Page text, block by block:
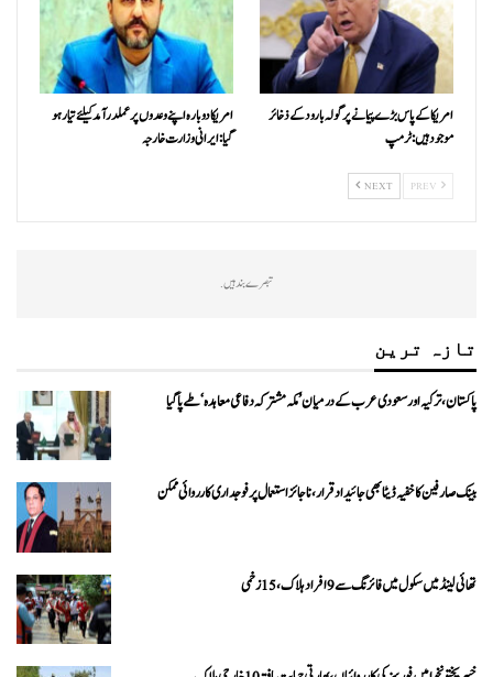
امریکا کے پاس بڑے پیمانے پر گولہ بارود کے ذخائر
موجود ہیں: ٹرمپ
امریکا دوبارہ اپنے وعدوں پر عملدرآمد کیلئے تیار ہو
گیا: ایرانی وزارت خارجہ
NEXT
تبصرے بند ہیں.
تازہ ترین
پاکستان، ترکیہ اور سعودی عرب کے درمیان ’مکہ مشترکہ دفاعی معاہدہ‘ طے پا گیا
بینک صارفین کا خفیہ ڈیٹا بھی جائیداد قرار، ناجائز استعمال پر فوجداری کارروائی ممکن
تھائی لینڈ میں سکول میں فائرنگ سے 9 افراد ہلاک، 15 زخمی